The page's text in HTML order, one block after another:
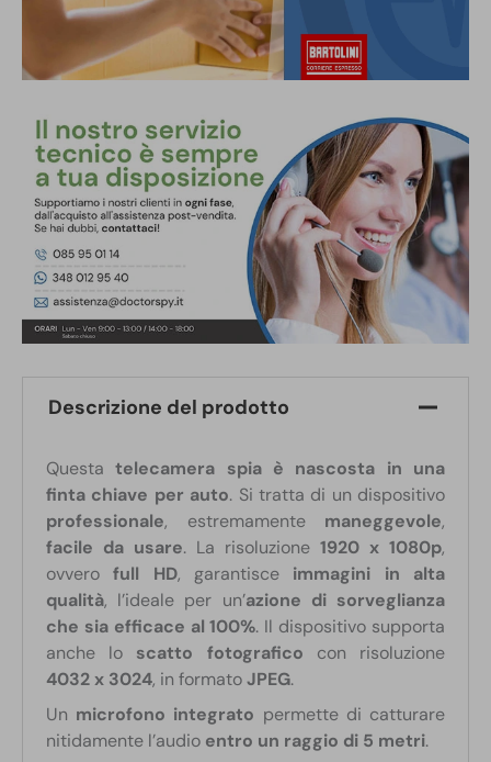
Descrizione del prodotto
Questatelecamera spia è nascosta in una
finta chiave per auto. Si tratta di un dispositivo
professionale, estremamente maneggevole,
facile da usare. La risoluzione1920 x 1080p,
ovverofull HD, garantisce immagini in alta
qualità, l’ideale per un’azione di sorveglianza
che sia efficace al 100%. Il dispositivo supporta
anche lo scatto fotografico con risoluzione
4032 x 3024, in formatoJPEG.
Un microfono integrato permette di catturare
nitidamente l’audio entro un raggio di 5 metri.